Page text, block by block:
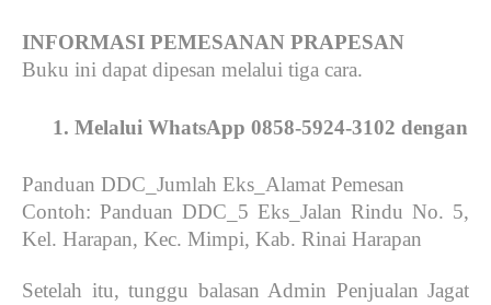
INFORMASI PEMESANAN PRAPESAN
Buku ini dapat dipesan melalui tiga cara.
Melalui WhatsApp 0858-5924-3102 dengan
Panduan DDC_Jumlah Eks_Alamat Pemesan
Contoh: Panduan DDC_5 Eks_Jalan Rindu No. 5,
Kel. Harapan, Kec. Mimpi, Kab. Rinai Harapan
Setelah itu, tunggu balasan Admin Penjualan Jagat